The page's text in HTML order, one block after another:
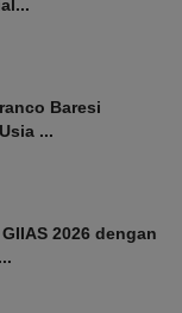
Baresi
...
2026 dengan